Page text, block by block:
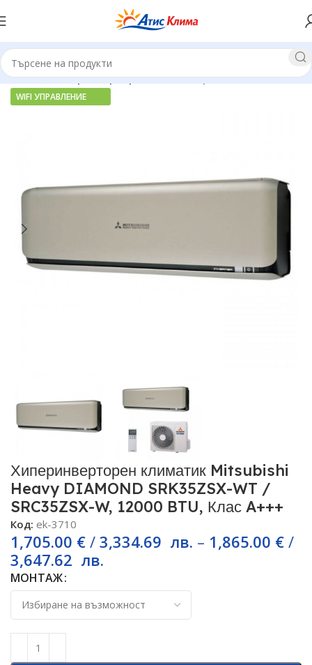
Начало Хиперинверторни климатици
WIFI УПРАВЛЕНИЕ
Хиперинверторен климатик Mitsubishi
Heavy DIAMOND SRK35ZSX-WT /
SRC35ZSX-W, 12000 BTU, Клас A+++
Код: ek-3710
1,705.00 € / 3,334.69 лв. – 1,865.00 € /
3,647.62 лв.
МОНТАЖ